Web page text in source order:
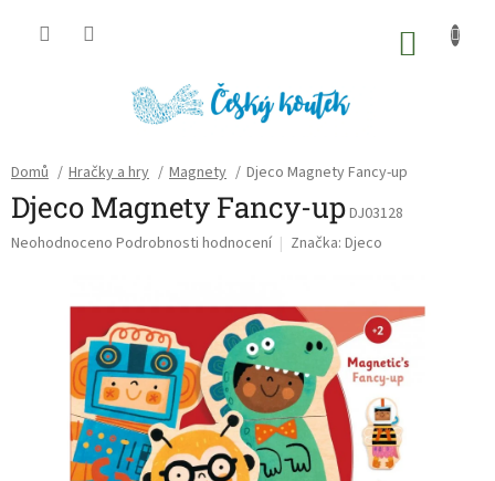
Domů / Hračky a hry / Magnety / Djeco Magnety Fancy-up
Djeco Magnety Fancy-upDJ03128
Průměrné
hvězdiček.
Neohodnoceno Podrobnosti hodnocení Značka: Djeco